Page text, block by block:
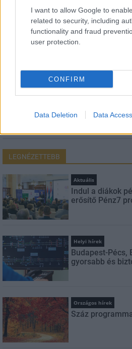
I want to allow Google to
related to security, including
functionality and fraud
user protection.
CONFIRM
Data Deletion Data Access
Feliratkozom a hírlevélre és
szabályzatot!
LEGNÉZETTEBB
Aktuális
Indul a diákok
erősítő Pénz7
Helyi hírek
Budapest-Pécs,
gyorsabb és
Országos hírek
Száz